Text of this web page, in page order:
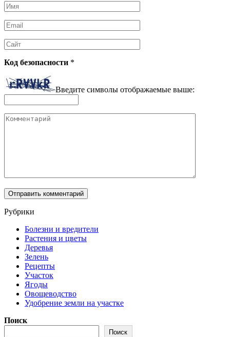
Имя
*
Email
*
Сайт
Код безопасности *
Введите символы отображаемые выше:
Комментарий
Рубрики
Болезни и вредители
Растения и цветы
Деревья
Зелень
Рецепты
Участок
Ягоды
Овощеводство
Удобрение земли на участке
Поиск
Поиск